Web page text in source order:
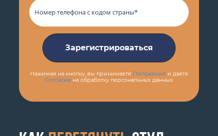
Зарегистрироваться
Нажимая на кнопку, вы принимаете Положениеи даете
Согласиена обработку персональных данных.